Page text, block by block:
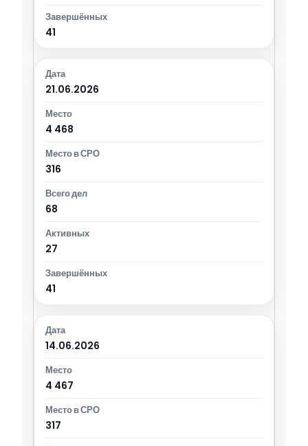
41
21.06.2026
4 468
316
68
27
41
14.06.2026
4 467
317